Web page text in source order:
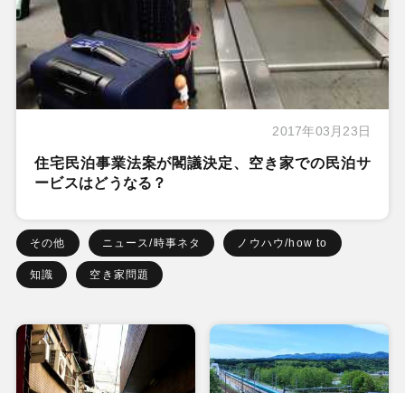
2017年03月23日
住宅民泊事業法案が閣議決定、空き家での民泊サ
ービスはどうなる？
その他 ニュース/時事ネタ ノウハウ/how to
知識 空き家問題